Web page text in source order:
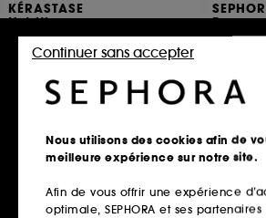
KÉRASTASE
Nutritive
Masque intense riche
283
Prix d'origine : 54,00€ -25%
Ajouter au panier
Brume
14,99€
14,99€
Nous utilisons des cookies afin de
meilleure expérience sur notre site.
Afin de vous offrir une expérience
optimale, SEPHORA et ses
Continuer sans accepter